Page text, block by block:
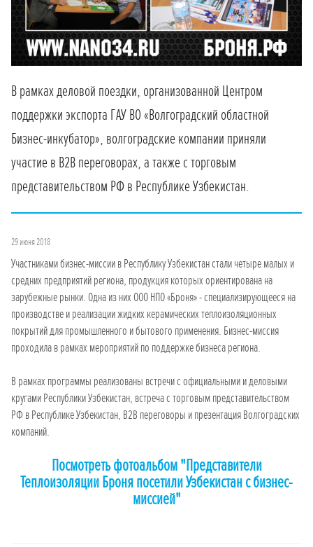
В рамках деловой поездки, организованной Центром
поддержки экспорта ГАУ ВО «Волгоградский областной
Бизнес-инкубатор», волгоградские компании приняли
участие в В2В переговорах, а также с торговым
представительством РФ в Республике Узбекистан.
29 июня 2018
Участниками бизнес-миссии в Республику Узбекистан стали четыре малых и
средних предприятий региона, продукция которых ориентирована на
зарубежные рынки. Одна из них ООО НПО «Броня» - специализирующееся на
производстве и реализации жидких керамических теплоизоляционных
покрытий для промышленного и бытового применения. Бизнес-миссия
проходила в рамках мероприятий по поддержке бизнеса региона.
В рамках программы реализованы встречи с официальными и деловыми
кругами Республики Узбекистан, встреча с торговым представительством
РФ в Республике Узбекистан, В2В переговоры и презентация Волгоградских
компаний.
Посмотреть фотоальбом "Представители
Теплоизоляции Броня посетили Узбекистан с бизнес-
миссией"